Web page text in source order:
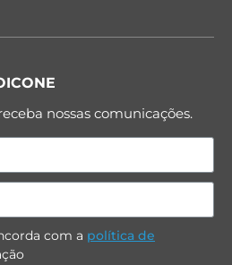
nossas comunicações.
com a política de